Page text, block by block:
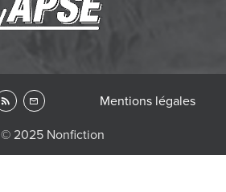
© 2025 Nonfiction
Mentions légales